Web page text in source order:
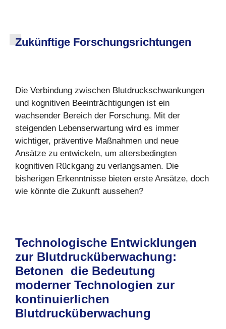
Zukünftige Forschungsrichtungen
Die Verbindung zwischen Blutdruckschwankungen
und kognitiven Beeinträchtigungen ist ein
wachsender Bereich der Forschung. Mit der
steigenden Lebenserwartung wird es immer
wichtiger, präventive Maßnahmen und neue
Ansätze zu entwickeln, um altersbedingten
kognitiven Rückgang zu verlangsamen. Die
bisherigen Erkenntnisse bieten erste Ansätze, doch
wie könnte die Zukunft aussehen?
Technologische Entwicklungen
zur Blutdrucküberwachung:
Betonen die Bedeutung
moderner Technologien zur
kontinuierlichen
Blutdrucküberwachung